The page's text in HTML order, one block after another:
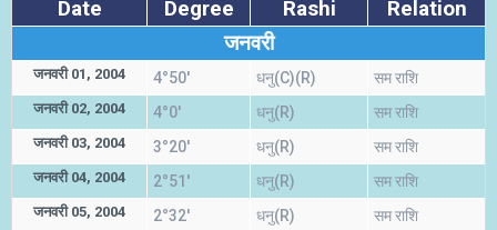
Date Degree Rashi
Relation
जनवरी
जनवरी 01, 2004 4°50' धनु(C)(R) सम राशि
जनवरी 02, 2004 4°0' धनु(R) सम राशि
जनवरी 03, 2004 3°20' धनु(R) सम राशि
जनवरी 04, 2004 2°51' धनु(R) सम राशि
जनवरी 05, 2004 2°32' धनु(R) सम राशि